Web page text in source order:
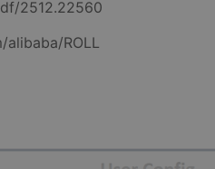
2512.22560
ROLL